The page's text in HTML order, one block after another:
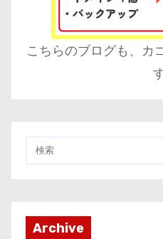
こちらのブログも、カ
Archive